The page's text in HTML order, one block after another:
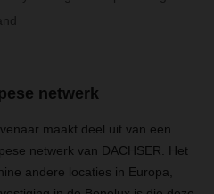
netwerk
maakt deel uit van een
netwerk van DACHSER. Het
andere locaties in Europa,